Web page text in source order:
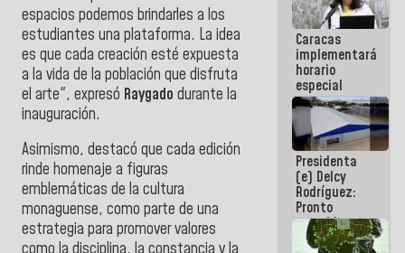
espacios podemos brindarles a los
estudiantes una plataforma. La idea
es que cada creación esté expuesta
a la vida de la población que disfruta
el arte", expresó Raygado durante la
inauguración.
Asimismo, destacó que cada edición
rinde homenaje a figuras
emblemáticas de la cultura
monaguense, como parte de una
estrategia para promover valores
porque lo
que haces
es
embarrarla
Caracas
implementará
horario
especial
para
adaptarse
al plan de
ahorro
energético
Presidenta
(e) Delcy
Rodríguez:
Pronto
restableceremos
las